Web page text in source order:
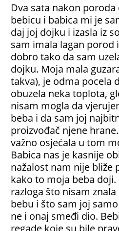
Dva sata nakon
bebicu i babica mi je
daj joj dojku i izasla iz
sam imala lagan porod
dobro tako da sam
dojku. Moja mala
takva), je odma pocela
obuzela neka toplota,
nisam mogla da
beba i da sam joj
proizvođač njene
važno osjećala u tom
Babica nas je kasnije
nažalost nam nije bliže
kako to moja beba
razloga što nisam
bebu i što sam joj
ne i onaj smeđi dio.
regade koje su bile